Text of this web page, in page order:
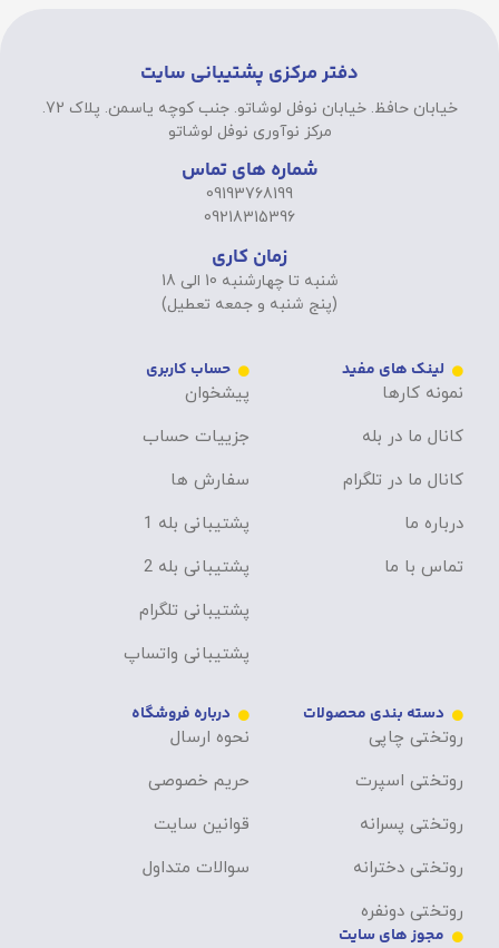
دفتر مرکزی پشتیبانی سایت
خیابان حافظ. خیابان نوفل لوشاتو. جنب کوچه یاسمن. پلاک 72.
مرکز نوآوری نوفل لوشاتو
شماره های تماس
09193768199
09218315396
زمان کاری
شنبه تا چهارشنبه 10 الی 18
(پنج شنبه و جمعه تعطیل)
لینک های مفید
نمونه کارها
کانال ما در بله
کانال ما در تلگرام
درباره ما
تماس با ما
حساب کاربری
پیشخوان
جزییات حساب
سفارش ها
پشتیبانی بله 1
پشتیبانی بله 2
پشتیبانی تلگرام
پشتیبانی واتساپ
دسته بندی محصولات
روتختی چاپی
روتختی اسپرت
روتختی پسرانه
روتختی دخترانه
روتختی دونفره
درباره فروشگاه
نحوه ارسال
حریم خصوصی
قوانین سایت
سوالات متداول
مجوز های سایت